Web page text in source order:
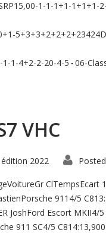
1-1-1+1-1+1+1-
1-1-4+2-2-20-4-5 06-
VHC
édition 2022
9114/5
JoshFord Escort MKII4/
911 SC4/5